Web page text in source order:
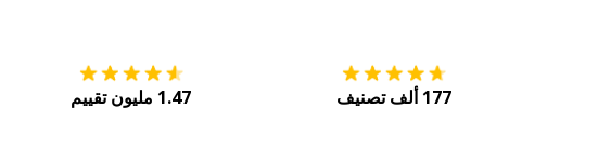
177 ألف تصنيف 1.47 مليون تقييم